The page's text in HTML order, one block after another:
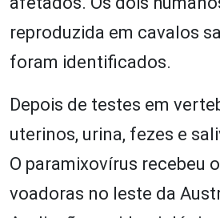
reproduzida em cavalos
foram identificados.
Depois de testes em
uterinos, urina, fezes e
O paramixovírus recebeu
voadoras no leste da